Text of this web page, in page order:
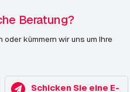
61000-6-2, FCC 15 B A,
EN/UL 62368-1, IEC 60068-2-
Beratung?
kümmern wir uns um Ihre
Schicken Sie eine E-